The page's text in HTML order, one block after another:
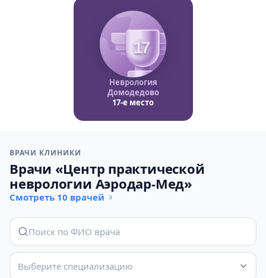
17
Неврология
Домодедово
17-е место
ВРАЧИ КЛИНИКИ
Врачи «Центр практической
неврологии Аэродар-Мед»
Смотреть 10 врачей
Выберите специализацию